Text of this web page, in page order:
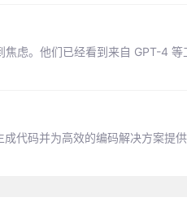
虑。他们已经看到来自 GPT-4
代码并为高效的编码解决方案提